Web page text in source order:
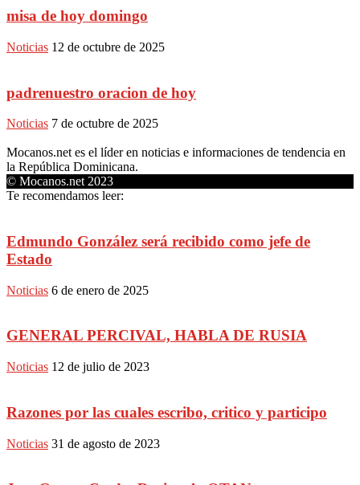
misa de hoy domingo
Noticias 12 de octubre de 2025
padrenuestro oracion de hoy
Noticias 7 de octubre de 2025
Mocanos.net es el líder en noticias e informaciones de tendencia en
la República Dominicana.
© Mocanos.net 2023
Te recomendamos leer:
Edmundo González será recibido como jefe de
Estado
Noticias 6 de enero de 2025
GENERAL PERCIVAL, HABLA DE RUSIA
Noticias 12 de julio de 2023
Razones por las cuales escribo, critico y participo
Noticias 31 de agosto de 2023